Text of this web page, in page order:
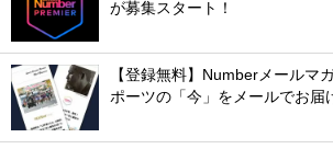
が募集スタート！
【登録無料】Numberメールマ
ポーツの「今」をメールでお届